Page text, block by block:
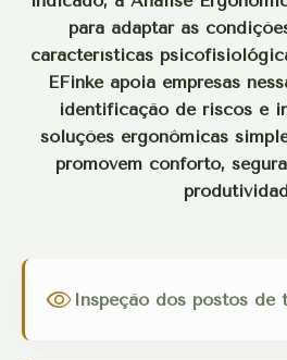
para adaptar as
características
EFinke apoia empresas
identificação de riscos e
soluções ergonômicas
promovem conforto,
Inspeção dos postos de